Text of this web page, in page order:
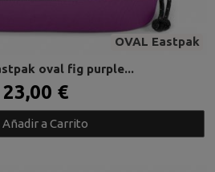
OVAL Eastpak
oval fig purple...
23,00 €
Añadir a Carrito